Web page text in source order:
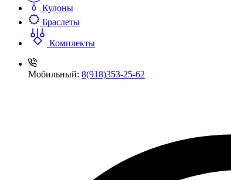
Кулоны
Браслеты
Комплекты
Мобильный: 8(918)353-25-62